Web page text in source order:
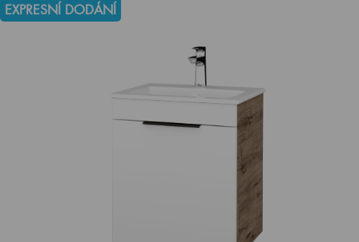
EXPRESNÍ DODÁNÍ